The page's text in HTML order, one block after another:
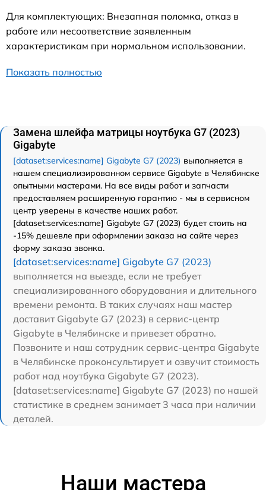
Для комплектующих: Внезапная поломка, отказ в
работе или несоответствие заявленным
характеристикам при нормальном использовании.
Показать полностью
Замена шлейфа матрицы ноутбука G7 (2023)
Gigabyte
[dataset:services:name] Gigabyte G7 (2023) выполняется в
нашем специализированном сервисе Gigabyte в Челябинске
опытными мастерами. На все виды работ и запчасти
предоставляем расширенную гарантию - мы в сервисном
центр уверены в качестве наших работ.
[dataset:services:name] Gigabyte G7 (2023) будет стоить на
-15% дешевле при оформлении заказа на сайте через
форму заказа звонка.
[dataset:services:name] Gigabyte G7 (2023)
выполняется на выезде, если не требует
специализированного оборудования и длительного
времени ремонта. В таких случаях наш мастер
доставит Gigabyte G7 (2023) в сервис-центр
Gigabyte в Челябинске и привезет обратно.
Позвоните и наш сотрудник сервис-центра Gigabyte
в Челябинске проконсультирует и озвучит стоимость
работ над ноутбука Gigabyte G7 (2023).
[dataset:services:name] Gigabyte G7 (2023) по нашей
статистике в среднем занимает 3 часа при наличии
деталей.
Наши мастера